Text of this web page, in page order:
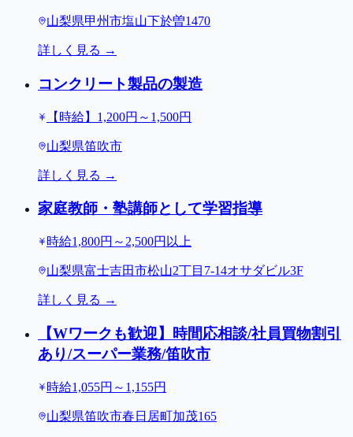
山梨県甲州市塩山下於曽1470
詳しく見る →
コンクリート製品の製造
【時給】1,200円～1,500円
山梨県笛吹市
詳しく見る →
家庭教師・塾講師として学習指導
時給1,800円～2,500円以上
山梨県富士吉田市松山2丁目7-14オサダビル3F
詳しく見る →
【Wワークも歓迎】時間応相談/社員買物割引
あり/スーパー業務/笛吹市
時給1,055円～1,155円
山梨県笛吹市春日居町加茂165